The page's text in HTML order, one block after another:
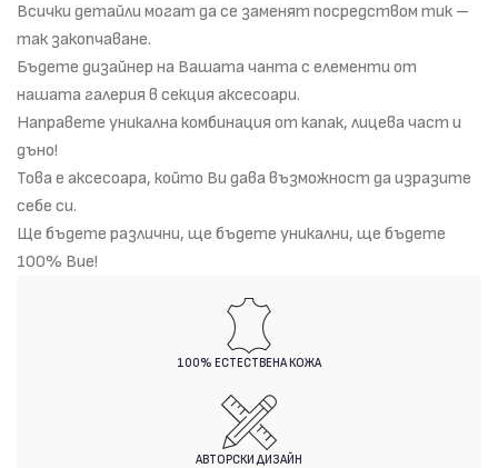
Всички детайли могат да се заменят посредством тик –
так закопчаване.
Бъдете дизайнер на Вашата чанта с елементи от
нашата галерия в секция аксесоари.
Направете уникална комбинация от капак, лицева част и
дъно!
Това е аксесоара, който Ви дава възможност да изразите
себе си.
Ще бъдете различни, ще бъдете уникални, ще бъдете
100% Вие!
100% ЕСТЕСТВЕНА КОЖА
АВТОРСКИ ДИЗАЙН